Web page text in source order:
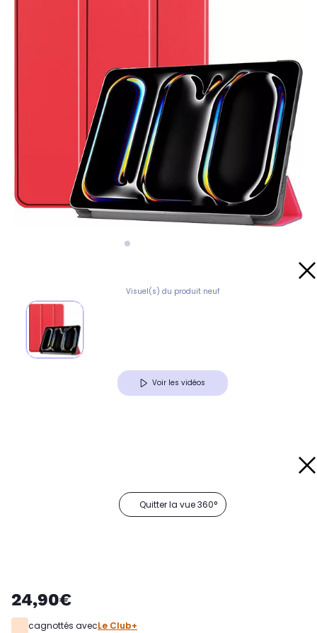
Visuel(s) du produit neuf
Voir les vidéos
Quitter la vue 360°
24,90€
cagnottés avecLe Club+